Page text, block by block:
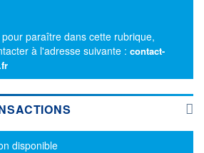
paraître dans cette rubrique,
à l'adresse suivante : contact-
disponible